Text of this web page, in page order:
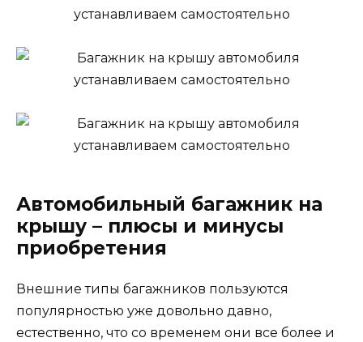
Автомобильный багажник на
крышу – плюсы и минусы
приобретения
Внешние типы багажников пользуются
популярностью уже довольно давно,
естественно, что со временем они все более и